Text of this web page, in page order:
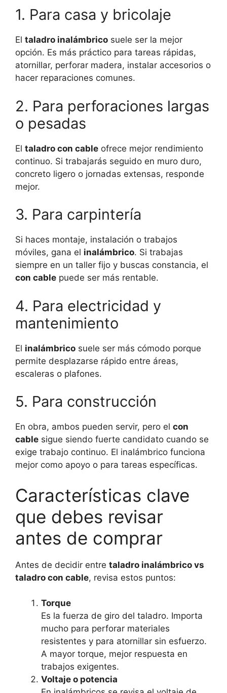
1. Para casa y bricolaje
El taladro inalámbrico suele ser la mejor
opción. Es más práctico para tareas rápidas,
atornillar, perforar madera, instalar accesorios o
hacer reparaciones comunes.
2. Para perforaciones largas
o pesadas
El taladro con cable ofrece mejor rendimiento
continuo. Si trabajarás seguido en muro duro,
concreto ligero o jornadas extensas, responde
mejor.
3. Para carpintería
Si haces montaje, instalación o trabajos
móviles, gana el inalámbrico. Si trabajas
siempre en un taller fijo y buscas constancia, el
con cable puede ser más rentable.
4. Para electricidad y
mantenimiento
El inalámbrico suele ser más cómodo porque
permite desplazarse rápido entre áreas,
escaleras o plafones.
5. Para construcción
En obra, ambos pueden servir, pero el con
cable sigue siendo fuerte candidato cuando se
exige trabajo continuo. El inalámbrico funciona
mejor como apoyo o para tareas específicas.
Características clave
que debes revisar
antes de comprar
Antes de decidir entre taladro inalámbrico vs
taladro con cable, revisa estos puntos:
Torque
Es la fuerza de giro del taladro. Importa
mucho para perforar materiales
resistentes y para atornillar sin esfuerzo.
A mayor torque, mejor respuesta en
trabajos exigentes.
Voltaje o potencia